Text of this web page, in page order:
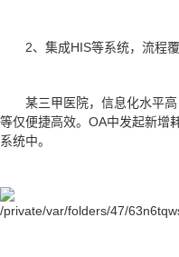
2、集成HIS等系统，流程
某三甲医院，信息化水平
等仅便捷高效。OA中发起新增
系统中。